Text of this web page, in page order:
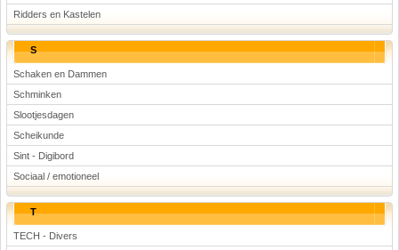
Ridders en Kastelen
S
Schaken en Dammen
Schminken
Slootjesdagen
Scheikunde
Sint - Digibord
Sociaal / emotioneel
T
TECH - Divers